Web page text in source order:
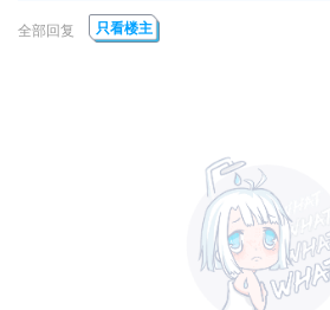
全部回复 只看楼主